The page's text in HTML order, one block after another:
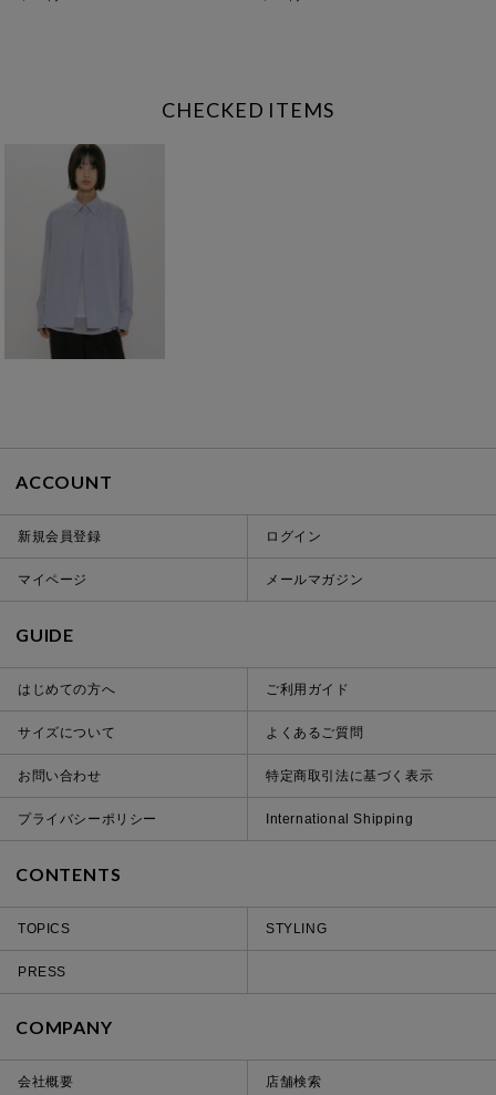
CHECKED ITEMS
ACCOUNT
新規会員登録 ログイン
マイページ メールマガジン
GUIDE
はじめての方へ ご利用ガイド
サイズについて よくあるご質問
お問い合わせ 特定商取引法に基づく表示
プライバシーポリシー International Shipping
CONTENTS
TOPICS STYLING
PRESS
COMPANY
会社概要 店舗検索